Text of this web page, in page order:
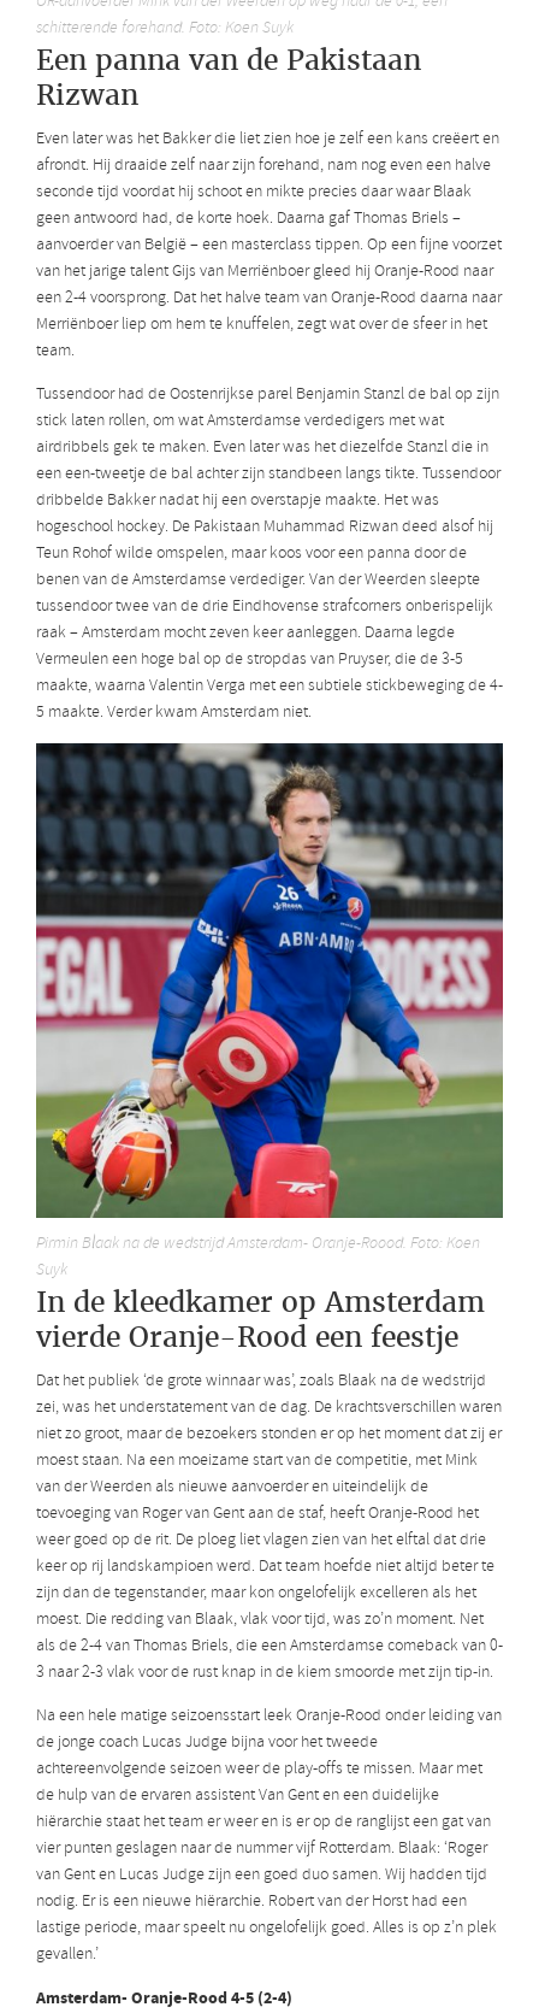
schitterende forehand. Foto: Koen Suyk
Een panna van de Pakistaan
Rizwan
Even later was het Bakker die liet zien hoe je zelf een kans creëert en
afrondt. Hij draaide zelf naar zijn forehand, nam nog even een halve
seconde tijd voordat hij schoot en mikte precies daar waar Blaak
geen antwoord had, de korte hoek. Daarna gaf Thomas Briels –
aanvoerder van België – een masterclass tippen. Op een fijne voorzet
van het jarige talent Gijs van Merriënboer gleed hij Oranje-Rood naar
een 2-4 voorsprong. Dat het halve team van Oranje-Rood daarna naar
Merriënboer liep om hem te knuffelen, zegt wat over de sfeer in het
team.
Tussendoor had de Oostenrijkse parel Benjamin Stanzl de bal op zijn
stick laten rollen, om wat Amsterdamse verdedigers met wat
airdribbels gek te maken. Even later was het diezelfde Stanzl die in
een een-tweetje de bal achter zijn standbeen langs tikte. Tussendoor
dribbelde Bakker nadat hij een overstapje maakte. Het was
hogeschool hockey. De Pakistaan Muhammad Rizwan deed alsof hij
Teun Rohof wilde omspelen, maar koos voor een panna door de
benen van de Amsterdamse verdediger. Van der Weerden sleepte
tussendoor twee van de drie Eindhovense strafcorners onberispelijk
raak – Amsterdam mocht zeven keer aanleggen. Daarna legde
Vermeulen een hoge bal op de stropdas van Pruyser, die de 3-5
maakte, waarna Valentin Verga met een subtiele stickbeweging de 4-
5 maakte. Verder kwam Amsterdam niet.
Pirmin Blaak na de wedstrijd Amsterdam- Oranje-Roood. Foto: Koen
Suyk
In de kleedkamer op Amsterdam
vierde Oranje-Rood een feestje
Dat het publiek ‘de grote winnaar was’, zoals Blaak na de wedstrijd
zei, was het understatement van de dag. De krachtsverschillen waren
niet zo groot, maar de bezoekers stonden er op het moment dat zij er
moest staan. Na een moeizame start van de competitie, met Mink
van der Weerden als nieuwe aanvoerder en uiteindelijk de
toevoeging van Roger van Gent aan de staf, heeft Oranje-Rood het
weer goed op de rit. De ploeg liet vlagen zien van het elftal dat drie
keer op rij landskampioen werd. Dat team hoefde niet altijd beter te
zijn dan de tegenstander, maar kon ongelofelijk excelleren als het
moest. Die redding van Blaak, vlak voor tijd, was zo’n moment. Net
als de 2-4 van Thomas Briels, die een Amsterdamse comeback van 0-
3 naar 2-3 vlak voor de rust knap in de kiem smoorde met zijn tip-in.
Na een hele matige seizoensstart leek Oranje-Rood onder leiding van
de jonge coach Lucas Judge bijna voor het tweede
achtereenvolgende seizoen weer de play-offs te missen. Maar met
de hulp van de ervaren assistent Van Gent en een duidelijke
hiërarchie staat het team er weer en is er op de ranglijst een gat van
vier punten geslagen naar de nummer vijf Rotterdam. Blaak: ‘Roger
van Gent en Lucas Judge zijn een goed duo samen. Wij hadden tijd
nodig. Er is een nieuwe hiërarchie. Robert van der Horst had een
lastige periode, maar speelt nu ongelofelijk goed. Alles is op z’n plek
gevallen.’
Amsterdam- Oranje-Rood 4-5 (2-4)